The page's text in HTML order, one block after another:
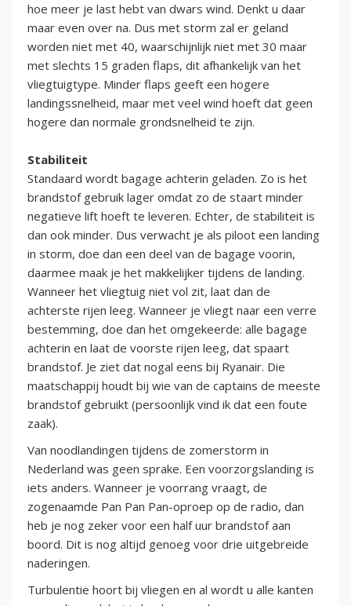
hoe meer je last hebt van dwars wind. Denkt u daar
maar even over na. Dus met storm zal er geland
worden niet met 40, waarschijnlijk niet met 30 maar
met slechts 15 graden flaps, dit afhankelijk van het
vliegtuigtype. Minder flaps geeft een hogere
landingssnelheid, maar met veel wind hoeft dat geen
hogere dan normale grondsnelheid te zijn.
Stabiliteit
Standaard wordt bagage achterin geladen. Zo is het
brandstof gebruik lager omdat zo de staart minder
negatieve lift hoeft te leveren. Echter, de stabiliteit is
dan ook minder. Dus verwacht je als piloot een landing
in storm, doe dan een deel van de bagage voorin,
daarmee maak je het makkelijker tijdens de landing.
Wanneer het vliegtuig niet vol zit, laat dan de
achterste rijen leeg. Wanneer je vliegt naar een verre
bestemming, doe dan het omgekeerde: alle bagage
achterin en laat de voorste rijen leeg, dat spaart
brandstof. Je ziet dat nogal eens bij Ryanair. Die
maatschappij houdt bij wie van de captains de meeste
brandstof gebruikt (persoonlijk vind ik dat een foute
zaak).
Van noodlandingen tijdens de zomerstorm in
Nederland was geen sprake. Een voorzorgslanding is
iets anders. Wanneer je voorrang vraagt, de
zogenaamde Pan Pan Pan-oproep op de radio, dan
heb je nog zeker voor een half uur brandstof aan
boord. Dit is nog altijd genoeg voor drie uitgebreide
naderingen.
Turbulentie hoort bij vliegen en al wordt u alle kanten